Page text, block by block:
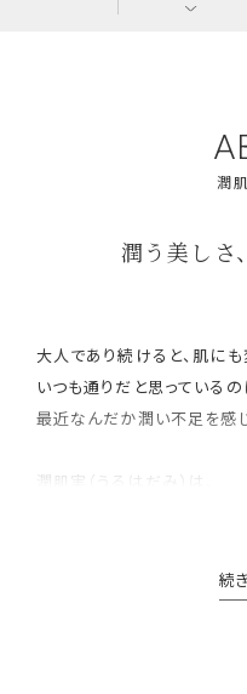
潤う美しさ
続
大人であり続けると、肌にも
いつも通りだと思っているの
最近なんだか潤い不足を感
潤肌実（うるはだみ）は、
年齢を重ねた肌にたっぷりの